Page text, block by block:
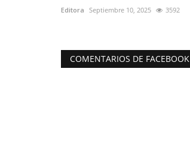
Editora Septiembre 10, 2025 3592
COMENTARIOS DE FACEBOOK